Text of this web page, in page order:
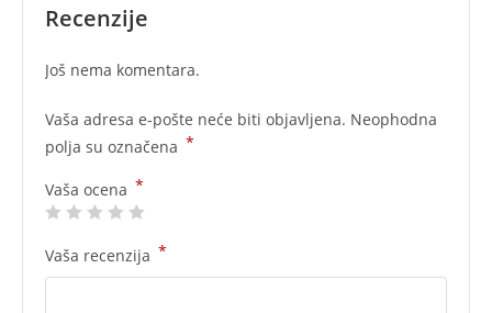
Recenzije
Još nema komentara.
Vaša adresa e-pošte neće biti objavljena. Neophodna
polja su označena *
Vaša ocena *
Vaša recenzija *